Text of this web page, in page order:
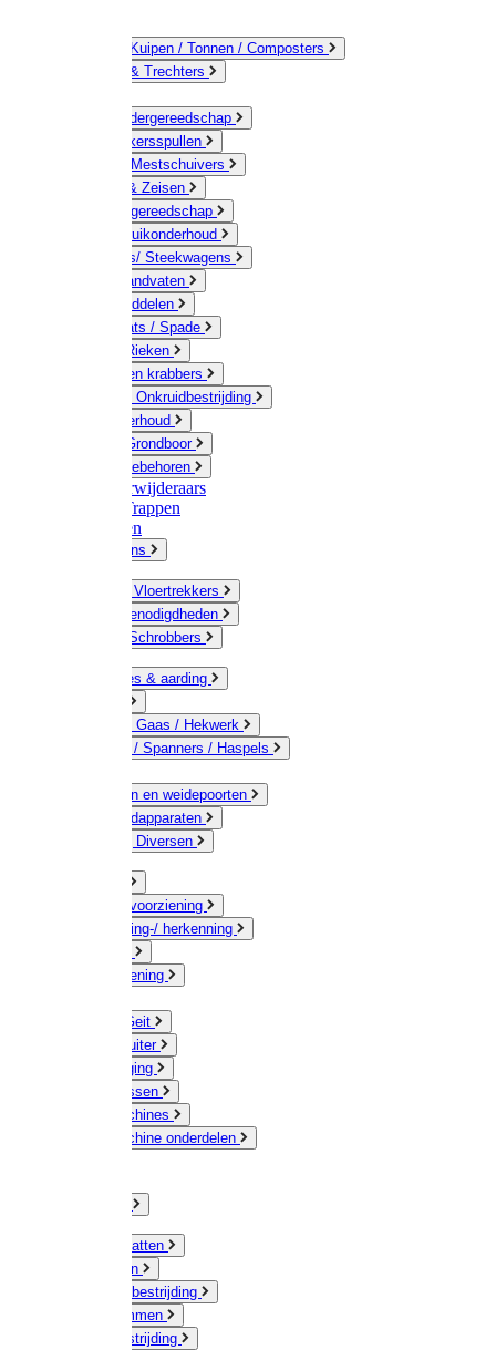
Emmers / Kuipen / Tonnen / Composters
Jerrycans & Trechters
Hand-/ Kindergereedschap
Stratenmakersspullen
Sneeuw- / Mestschuivers
Baggeren & Zeisen
Elektrisch gereedschap
Boom / Struikonderhoud
Kruiwagens/ Steekwagens
Stelen / Handvaten
Tuinhulpmiddelen
Schop / Bats / Spade
Vorken & Rieken
Cultivator en krabbers
Schoffels / Onkruidbestrijding
Gazononderhoud
Hamers / Grondboor
Sledes / toebehoren
Onkruidverwijderaars
Ladders / Trappen
Werkbanken
Betonmolens
Bezems & Vloertrekkers
Schildersbenodigdheden
Borstels / Schrobbers
Accessoires & aarding
Geleiders / Gaas / Hekwerk
Verbinders / Spanners / Haspels
Doorgangen en weidepoorten
Schrikdraadapparaten
Afrastering Diversen
Drinkwatervoorziening
Veemarkering-/ herkenning
Voervoorziening
Schaap / Geit
Paard & Ruiter
Veeverzorging
Scheermessen
Scheermachines
Scheermachine onderdelen
Muizen / Ratten
Drukspuiten
Ongediertebestrijding
Mollenklemmen
Onkruidbestrijding